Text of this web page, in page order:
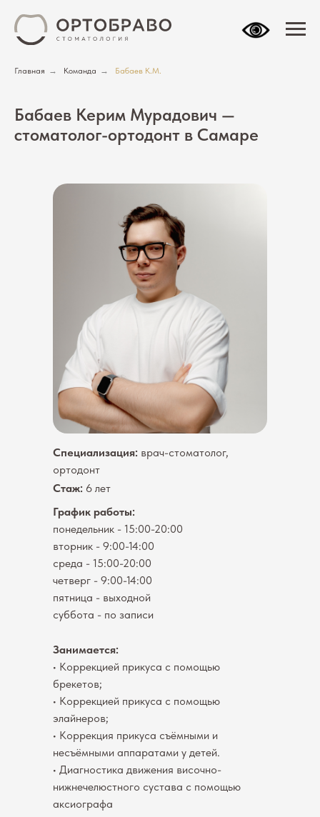
Главная → Команда → Бабаев К.М.
Бабаев Керим Мурадович —
стоматолог-ортодонт в Самаре
Специализация: врач-стоматолог,
ортодонт
Стаж: 6 лет
График работы:
понедельник - 15:00-20:00
вторник - 9:00-14:00
среда - 15:00-20:00
четверг - 9:00-14:00
пятница - выходной
суббота - по записи
Занимается:
• Коррекцией прикуса с помощью
брекетов;
• Коррекцией прикуса с помощью
элайнеров;
• Коррекция прикуса съёмными и
несъёмными аппаратами у детей.
• Диагностика движения височно-
нижнечелюстного сустава с помощью
аксиографа